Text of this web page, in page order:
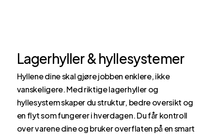
Lagerhyller & hyllesystemer
Hyllene dine skal gjøre jobben enklere, ikke
vanskeligere. Med riktige lagerhyller og
hyllesystem skaper du struktur, bedre oversikt og
en flyt som fungerer i hverdagen. Du får kontroll
over varene dine og bruker overflaten på en smart